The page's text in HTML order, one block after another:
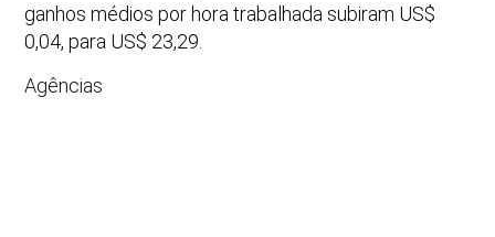
ganhos médios por hora trabalhada subiram US$
0,04, para US$ 23,29.
Agências